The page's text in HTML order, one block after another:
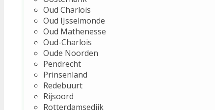
Oud Charlois
Oud IJsselmonde
Oud Mathenesse
Oud-Charlois
Oude Noorden
Pendrecht
Prinsenland
Redebuurt
Rijsoord
Rotterdamsedijk